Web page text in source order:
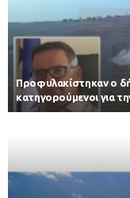
Προφυλακίστηκαν ο
κατηγορούμενοι για